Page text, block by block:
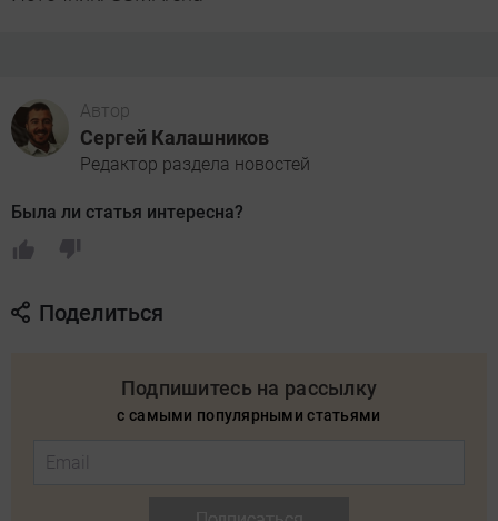
Автор
Сергей Калашников
Редактор раздела новостей
Была ли статья интересна?
Поделиться
Подпишитесь на рассылку
с самыми популярными статьями